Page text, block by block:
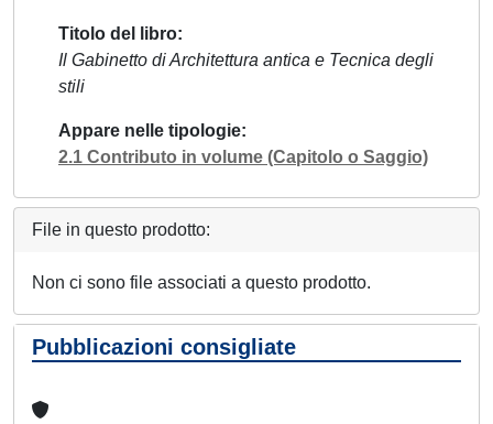
Titolo del libro
Il Gabinetto di Architettura antica e Tecnica degli
stili
Appare nelle tipologie
2.1 Contributo in volume (Capitolo o Saggio)
File in questo prodotto:
Non ci sono file associati a questo prodotto.
Pubblicazioni consigliate